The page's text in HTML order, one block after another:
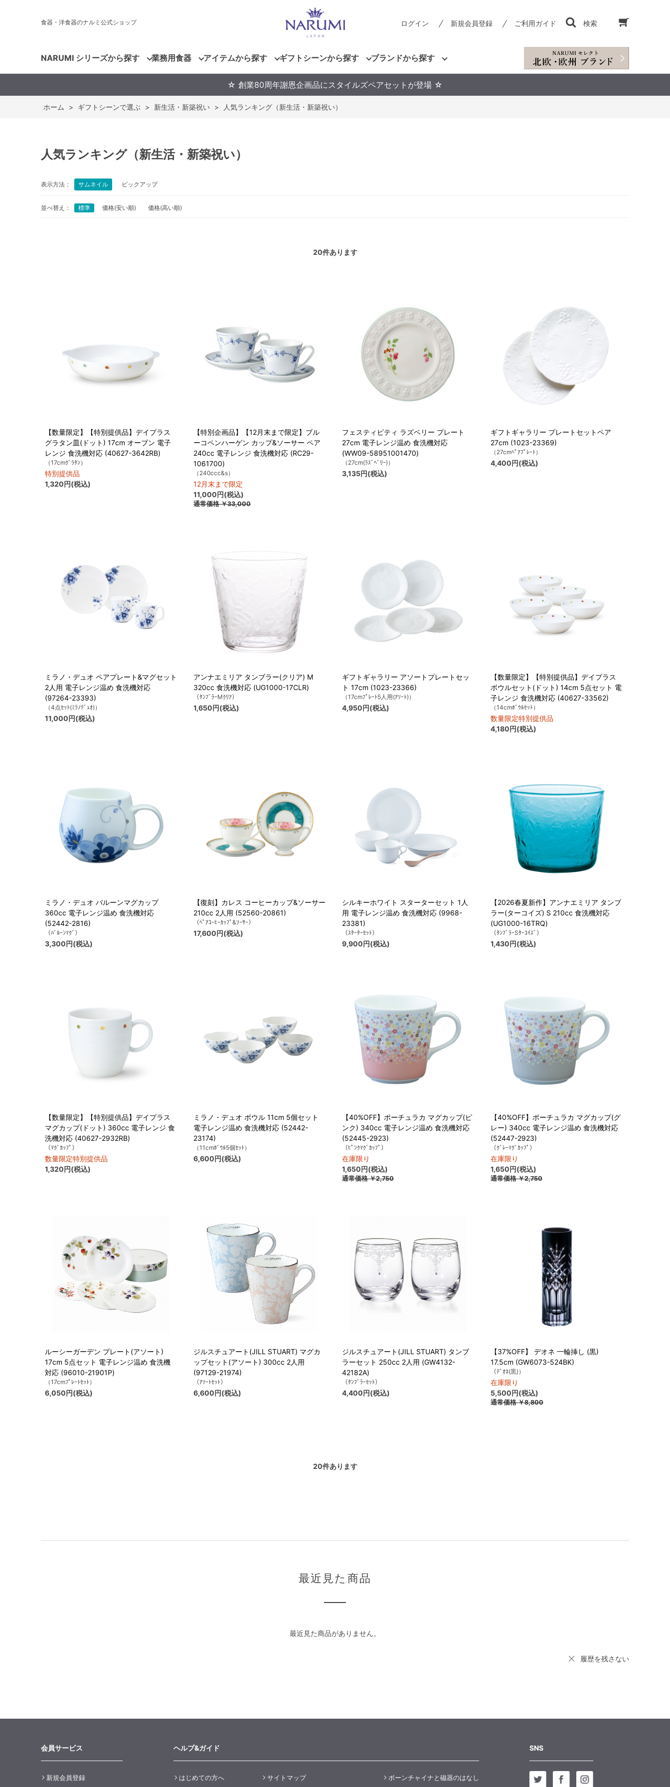
食器・洋食器のナルミ公式ショップ ログイン 新規会員登録 ご利用ガイド 検索
NARUMI シリーズから探す 業務用食器 アイテムから探す ギフトシーンから探す ブランドから探す
☆ 創業80周年謝恩企画品にスタイルズペアセットが登場 ☆
ホーム > ギフトシーンで選ぶ > 新生活・新築祝い > 人気ランキング（新生活・新築祝い）
人気ランキング（新生活・新築祝い）
表示方法： サムネイル ピックアップ
並べ替え： 標準 価格(安い順) 価格(高い順)
20件あります
【数量限定】【特別提供品】デイプラス
グラタン皿(ドット) 17cm オーブン 電子
レンジ 食洗機対応 (40627-3642RB)
（17cmｸﾞﾗﾀﾝ）
特別提供品
1,320円(税込)
【特別企画品】【12月末まで限定】ブル
ーコペンハーゲン カップ&ソーサー ペア
240cc 電子レンジ 食洗機対応 (RC29-
1061700)
（240ccc&s）
12月末まで限定
11,000円(税込)
通常価格￥33,000
フェスティビティ ラズベリー プレート
27cm 電子レンジ温め 食洗機対応
(WW09-58951001470)
（27cm(ﾗｽﾞﾍﾞﾘｰ)）
3,135円(税込)
ギフトギャラリー プレートセットペア
27cm (1023-23369)
（27cmﾍﾟｱﾌﾟﾚｰﾄ）
4,400円(税込)
ミラノ・デュオ ペアプレート&マグセット
2人用 電子レンジ温め 食洗機対応
(97264-23393)
（4点ｾｯﾄ(ﾐﾗﾉﾃﾞｭｵ)）
11,000円(税込)
アンナエミリア タンブラー(クリア) M
320cc 食洗機対応 (UG1000-17CLR)
（ﾀﾝﾌﾞﾗｰMｸﾘｱ）
1,650円(税込)
ギフトギャラリー アソートプレートセッ
ト 17cm (1023-23366)
（17cmﾌﾟﾚｰﾄ5人用(ｱｿｰﾄ)）
4,950円(税込)
【数量限定】【特別提供品】デイプラス
ボウルセット(ドット) 14cm 5点セット 電
子レンジ 食洗機対応 (40627-33562)
（14cmﾎﾞｳﾙｾｯﾄ）
数量限定特別提供品
4,180円(税込)
ミラノ・デュオ バルーンマグカップ
360cc 電子レンジ温め 食洗機対応
(52442-2816)
（ﾊﾞﾙｰﾝﾏｸﾞ）
3,300円(税込)
【復刻】カレス コーヒーカップ&ソーサー
210cc 2人用 (52560-20861)
（ﾍﾟｱｺｰﾋｰｶｯﾌﾟ&ｿｰｻｰ）
17,600円(税込)
シルキーホワイト スターターセット 1人
用 電子レンジ温め 食洗機対応 (9968-
23381)
（ｽﾀｰﾀｰｾｯﾄ）
9,900円(税込)
【2026春夏新作】アンナエミリア タンブ
ラー(ターコイズ) S 210cc 食洗機対応
(UG1000-16TRQ)
（ﾀﾝﾌﾞﾗｰSﾀｰｺｲｽﾞ）
1,430円(税込)
【数量限定】【特別提供品】デイプラス
マグカップ(ドット) 360cc 電子レンジ 食
洗機対応 (40627-2932RB)
（ﾏｸﾞｶｯﾌﾟ）
数量限定特別提供品
1,320円(税込)
ミラノ・デュオ ボウル 11cm 5個セット
電子レンジ温め 食洗機対応 (52442-
23174)
（11cmﾎﾞｳﾙ5個ｾｯﾄ）
6,600円(税込)
【40%OFF】ポーチュラカ マグカップ(ピ
ンク) 340cc 電子レンジ温め 食洗機対応
(52445-2923)
（ﾋﾟﾝｸﾏｸﾞｶｯﾌﾟ）
在庫限り
1,650円(税込)
通常価格￥2,750
【40%OFF】ポーチュラカ マグカップ(グ
レー) 340cc 電子レンジ温め 食洗機対応
(52447-2923)
（ｸﾞﾚｰﾏｸﾞｶｯﾌﾟ）
在庫限り
1,650円(税込)
通常価格￥2,750
ルーシーガーデン プレート(アソート)
17cm 5点セット 電子レンジ温め 食洗機
対応 (96010-21901P)
（17cmﾌﾟﾚｰﾄｾｯﾄ）
6,050円(税込)
ジルスチュアート(JILL STUART) マグカ
ップセット(アソート) 300cc 2人用
(97129-21974)
（ｱｿｰﾄｾｯﾄ）
6,600円(税込)
ジルスチュアート(JILL STUART) タンブ
ラーセット 250cc 2人用 (GW4132-
42182A)
（ﾀﾝﾌﾞﾗｰｾｯﾄ）
4,400円(税込)
【37%OFF】 デオネ 一輪挿し (黒)
17.5cm (GW6073-524BK)
（ﾃﾞｵﾈ(黒)）
在庫限り
5,500円(税込)
通常価格￥8,800
20件あります
最近見た商品
最近見た商品がありません。
履歴を残さない
会員サービス
新規会員登録
ヘルプ&ガイド
はじめての方へ
サイトマップ
ボーンチャイナと磁器のはなし
SNS